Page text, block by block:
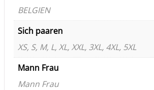
BELGIEN
Sich paaren
XS, S, M, L, XL, XXL, 3XL, 4XL, 5XL
Mann Frau
Mann Frau